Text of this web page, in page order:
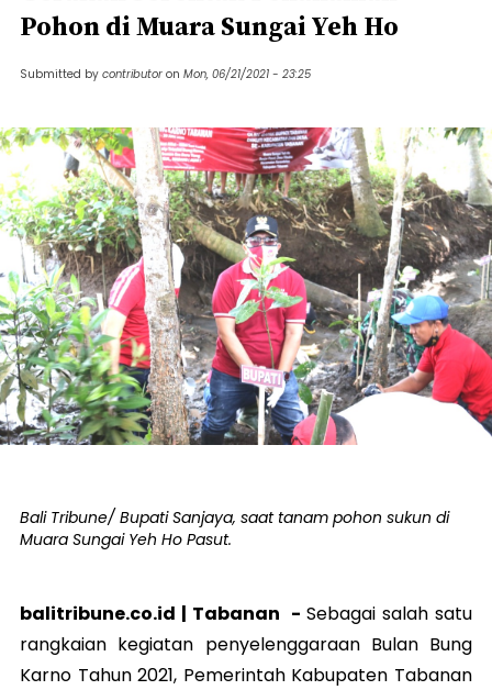
Pohon di Muara Sungai Yeh Ho
Submitted by contributor on Mon, 06/21/2021 - 23:25
Bali Tribune/ Bupati Sanjaya, saat tanam pohon sukun di
Muara Sungai Yeh Ho Pasut.
balitribune.co.id | Tabanan - Sebagai salah satu
rangkaian kegiatan penyelenggaraan Bulan Bung
Karno Tahun 2021, Pemerintah Kabupaten Tabanan